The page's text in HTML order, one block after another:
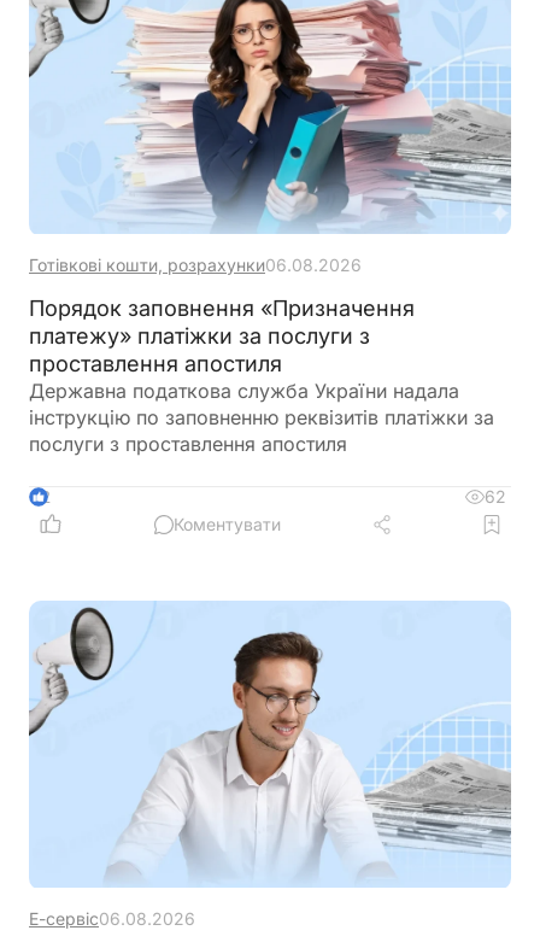
Готівкові кошти, розрахунки06.08.2026
Порядок заповнення «Призначення
платежу» платіжки за послуги з
проставлення апостиля
Державна податкова служба України надала
інструкцію по заповненню реквізитів платіжки за
послуги з проставлення апостиля
2
62
Коментувати
Е-сервіс06.08.2026